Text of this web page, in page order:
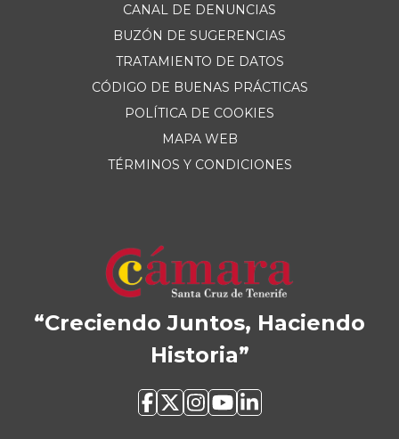
CANAL DE DENUNCIAS
BUZÓN DE SUGERENCIAS
TRATAMIENTO DE DATOS
CÓDIGO DE BUENAS PRÁCTICAS
POLÍTICA DE COOKIES
MAPA WEB
TÉRMINOS Y CONDICIONES
“Creciendo Juntos, Haciendo
Historia”